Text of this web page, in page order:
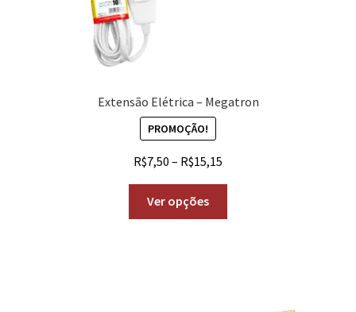
Extensão Elétrica – Megatron
PROMOÇÃO!
R$7,50 – R$15,15
Ver opções